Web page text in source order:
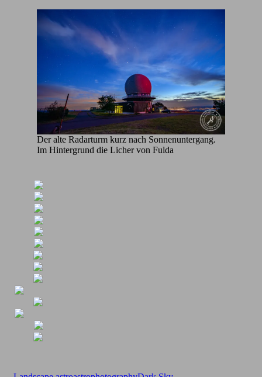
Der alte Radarturm kurz nach Sonnenuntergang.
Im Hintergrund die Licher von Fulda